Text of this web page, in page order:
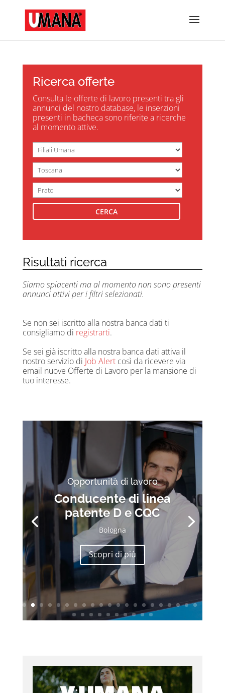
Ricerca offerte
Consulta le offerte di lavoro presenti tra gli
annunci del nostro database, le inserzioni
presenti in bacheca sono riferite a ricerche
al momento attive.
Risultati ricerca
Siamo spiacenti ma al momento non sono presenti
annunci attivi per i filtri selezionati.
Se non sei iscritto alla nostra banca dati ti
consigliamo di registrarti.
Se sei già iscritto alla nostra banca dati attiva il
nostro servizio di Job Alertcosì da ricevere via
email nuove Offerte di Lavoro per la mansione di
tuo interesse.
Opportunità di lavoro
Conducente di linea
patente D e CQC
Bologna
Scopri di più